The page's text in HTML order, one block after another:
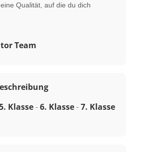
Qualität, auf die du dich
Team
Klasse-6. Klasse-7. Klasse